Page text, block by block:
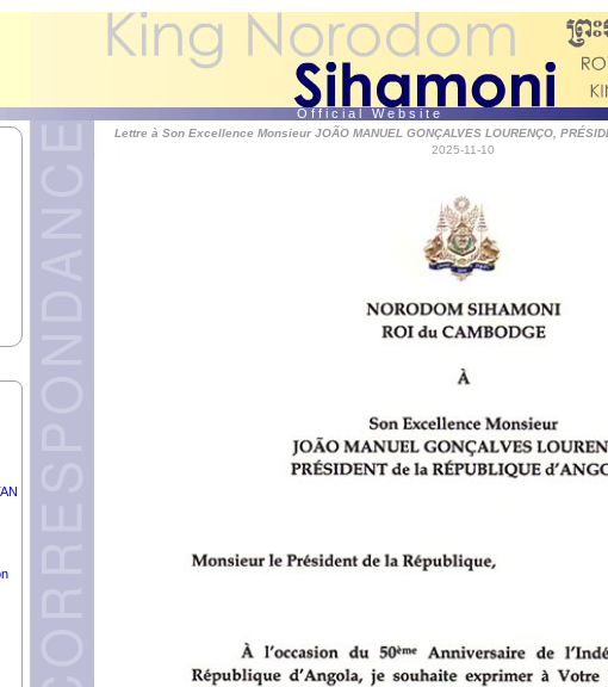
O f f i c i a l W e b s i t e
Lettre à Son Excellence Monsieur JOÃO MANUEL GONÇALVES LOURENÇO,
2025-11-10